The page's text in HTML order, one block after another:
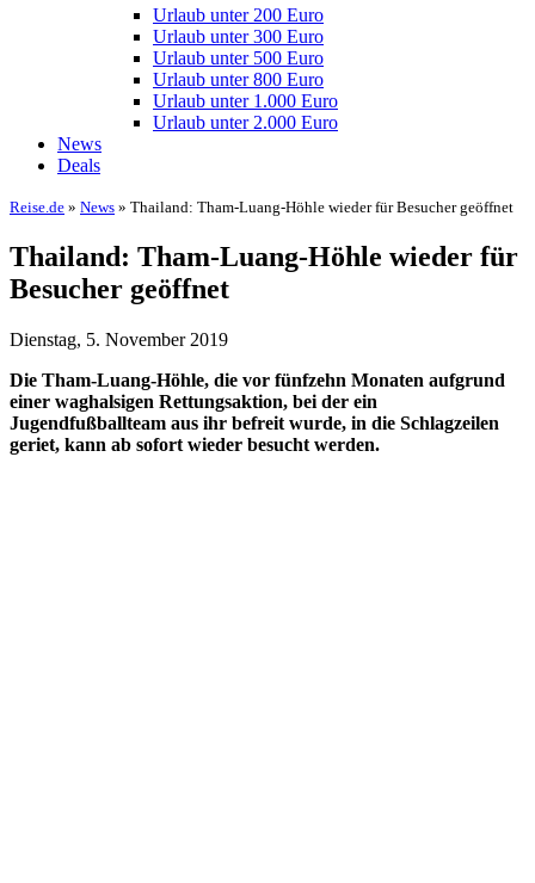
Urlaub unter 200 Euro
Urlaub unter 300 Euro
Urlaub unter 500 Euro
Urlaub unter 800 Euro
Urlaub unter 1.000 Euro
Urlaub unter 2.000 Euro
News
Deals
Reise.de » News » Thailand: Tham-Luang-Höhle wieder für Besucher geöffnet
Thailand: Tham-Luang-Höhle wieder für
Besucher geöffnet
Dienstag, 5. November 2019
Die Tham-Luang-Höhle, die vor fünfzehn Monaten aufgrund
einer waghalsigen Rettungsaktion, bei der ein
Jugendfußballteam aus ihr befreit wurde, in die Schlagzeilen
geriet, kann ab sofort wieder besucht werden.